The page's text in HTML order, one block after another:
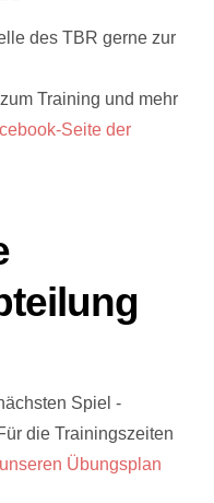
des TBR gerne zur
Training und mehr
Seite der
Spiel -
die Trainingszeiten
Übungsplan